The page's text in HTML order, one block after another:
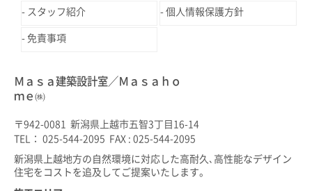
スタッフ紹介 個人情報保護方針
免責事項
Ｍａｓａ建築設計室／Ｍａｓａｈｏ
ｍｅ㈱
〒942-0081 新潟県上越市五智3丁目16-14
TEL： 025-544-2095 FAX : 025-544-2095
新潟県上越地方の自然環境に対応した高耐久､高性能なデザイン
住宅をコストを追及してご提案いたします。